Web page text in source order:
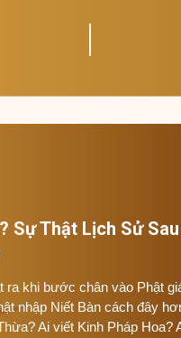
Sự Thật Lịch Sử
ra khi bước chân vào Phật
nhập Niết Bàn cách đây
Ai viết Kinh Pháp Hoa?